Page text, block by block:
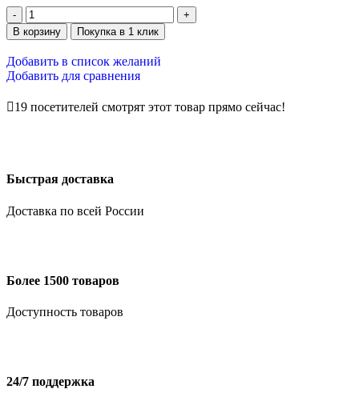
В корзину Покупка в 1 клик
Добавить в список желаний
Добавить для сравнения
19 посетителей смотрят этот товар прямо сейчас!
Быстрая доставка
Доставка по всей России
Более 1500 товаров
Доступность товаров
24/7 поддержка